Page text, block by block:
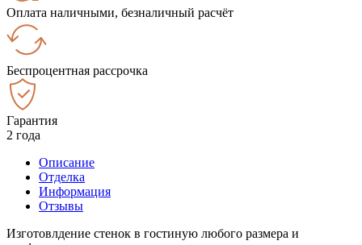
Оплата наличными, безналичный расчёт
Беспроцентная рассрочка
Гарантия
2 года
Описание
Отделка
Информация
Отзывы
Изготовлдение стенок в гостиную любого размера и